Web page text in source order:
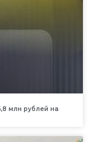
млн рублей на